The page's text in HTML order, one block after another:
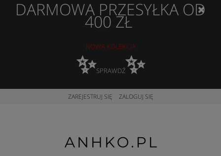
DARMOWA PRZESYŁKA OD
400 ZŁ
NOWA KOLEKCJA
✨SPRAWDŹ✨
ZAREJESTRUJ SIĘ ZALOGUJ SIĘ